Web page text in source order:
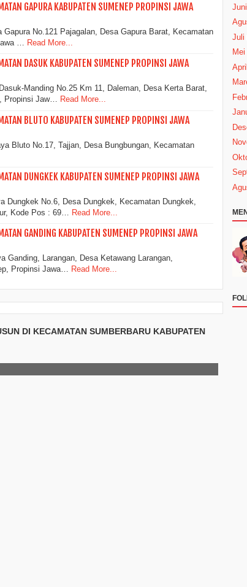
GAPURA KABUPATEN SUMENEP PROPINSI JAWA
No.121 Pajagalan, Desa Gapura Barat, Kecamatan
… Read More...
DASUK KABUPATEN SUMENEP PROPINSI JAWA
Manding No.25 Km 11, Daleman, Desa Kerta Barat,
Propinsi Jaw… Read More...
BLUTO KABUPATEN SUMENEP PROPINSI JAWA
No.17, Tajjan, Desa Bungbungan, Kecamatan
DUNGKEK KABUPATEN SUMENEP PROPINSI JAWA
Dungkek No.6, Desa Dungkek, Kecamatan Dungkek,
Kode Pos : 69…
Read More...
GANDING KABUPATEN SUMENEP PROPINSI JAWA
Ganding, Larangan, Desa Ketawang Larangan,
Propinsi Jawa… Read More...
DI KECAMATAN SUMBERBARU KABUPATEN
Juni
Juli
Mei
April